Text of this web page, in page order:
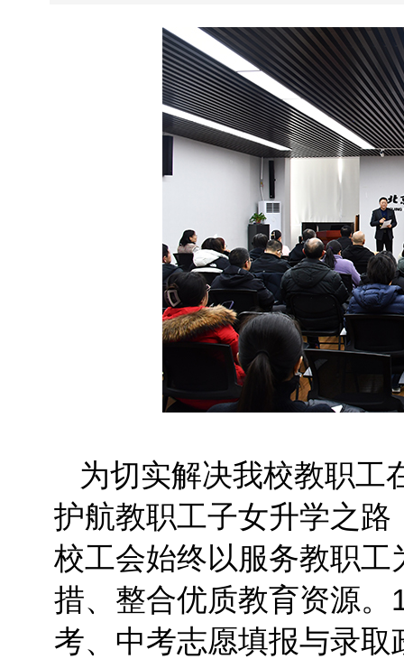
为切实解决我校教职工
护航教职工子女升学之
校工会始终以服务教职
措、整合优质教育资源
考、中考志愿填报与录